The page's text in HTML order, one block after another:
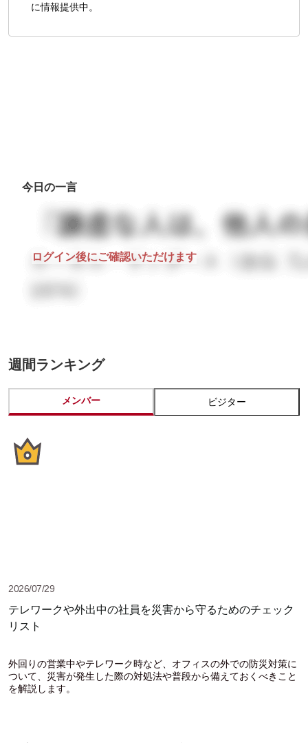
に情報提供中。
今日の一言
ログイン後にご確認いただけます
週間ランキング
メンバー ビジター
2026/07/29
テレワークや外出中の社員を災害から守るためのチェック
リスト
外回りの営業中やテレワーク時など、オフィスの外での防災対策に
ついて、災害が発生した際の対処法や普段から備えておくべきこと
を解説します。